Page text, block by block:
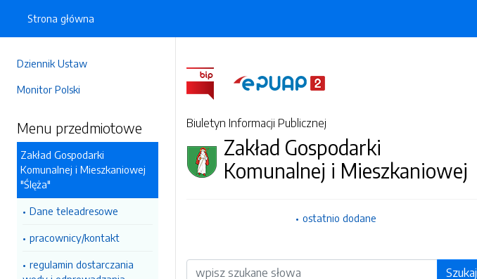
Dziennik Ustaw
Monitor Polski
Menu przedmiotowe
Zakład Gospodarki
Komunalnej i Mieszkaniowej
"Ślęża"
Dane teleadresowe
pracownicy/kontakt
regulamin dostarczania
Strona główna
Biuletyn Informacji Publicznej
Zakład Gospodarki
Komunalnej i Mieszkaniowej
ostatnio dodane
Wyszukiwarka Szukaj